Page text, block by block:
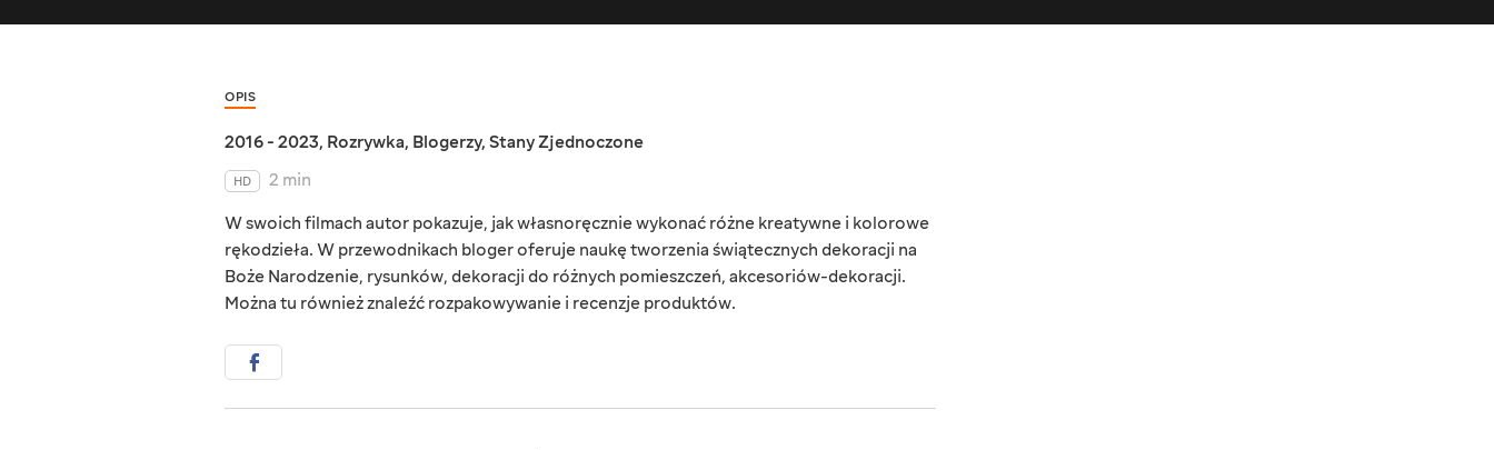
OPIS
2016 - 2023, Rozrywka, Blogerzy, Stany Zjednoczone
HD
2 min
W swoich filmach autor pokazuje, jak własnoręcznie wykonać różne kreatywne i kolorowe
rękodzieła. W przewodnikach bloger oferuje naukę tworzenia świątecznych dekoracji na
Boże Narodzenie, rysunków, dekoracji do różnych pomieszczeń, akcesoriów-dekoracji.
Można tu również znaleźć rozpakowywanie i recenzje produktów.